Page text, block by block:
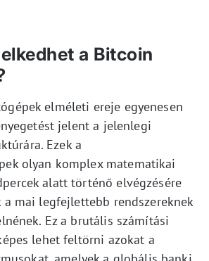
a Bitcoin
elméleti ereje egyenesen
jelent a jelenlegi
Ezek a
olyan komplex matematikai
alatt történő elvégzésére
a mai legfejlettebb rendszereknek
Ez a brutális számítási
lehet feltörni azokat a